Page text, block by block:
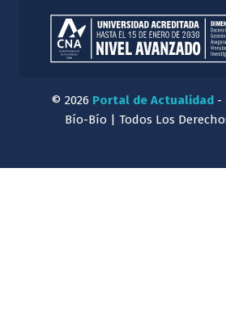
© 2026 Portal de Actualidad-
Bío-Bío | Todos Los